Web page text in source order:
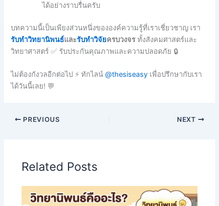
ได้อย่างราบรื่นครับ
บทความนี้เป็นเพียงส่วนหนึ่งขององค์ความรู้ที่เราเชี่ยวชาญ เรา
รับทำวิทยานิพนธ์และรับทำวิจัยครบวงจร ทั้งสังคมศาสตร์และ
วิทยาศาสตร์ ✅ รับประกันคุณภาพและความปลอดภัย 🔒
ไม่ต้องกังวลอีกต่อไป ⚡ ทักไลน์@thesiseasy เพื่อปรึกษากับเรา
ได้วันนี้เลย! 💬
PREVIOUS NEXT
Related Posts